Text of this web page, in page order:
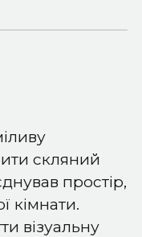
скляний
простір,
кімнати.
візуальну